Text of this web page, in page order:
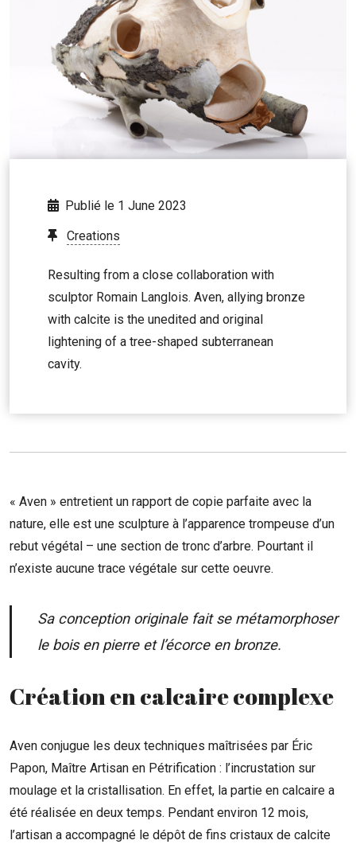
Publié le 1 June 2023
Creations
Resulting from a close collaboration with
sculptor Romain Langlois. Aven, allying bronze
with calcite is the unedited and original
lightening of a tree-shaped subterranean
cavity.
« Aven » entretient un rapport de copie parfaite avec la
nature, elle est une sculpture à l’apparence trompeuse d’un
rebut végétal – une section de tronc d’arbre. Pourtant il
n’existe aucune trace végétale sur cette oeuvre.
Sa conception originale fait se métamorphoser
le bois en pierre et l’écorce en bronze.
Création en calcaire complexe
Aven conjugue les deux techniques maîtrisées par Éric
Papon, Maître Artisan en Pétrification : l’incrustation sur
moulage et la cristallisation. En effet, la partie en calcaire a
été réalisée en deux temps. Pendant environ 12 mois,
l’artisan a accompagné le dépôt de fins cristaux de calcite